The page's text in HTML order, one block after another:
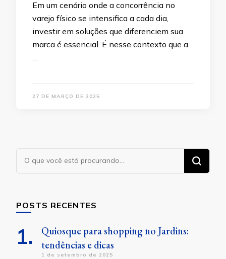
Em um cenário onde a concorrência no
varejo físico se intensifica a cada dia,
investir em soluções que diferenciem sua
marca é essencial. É nesse contexto que a
…
27 DE MARÇO DE 2025
Procurando
algo?
POSTS RECENTES
Quiosque para shopping no Jardins:
tendências e dicas
1 de setembro de 2025